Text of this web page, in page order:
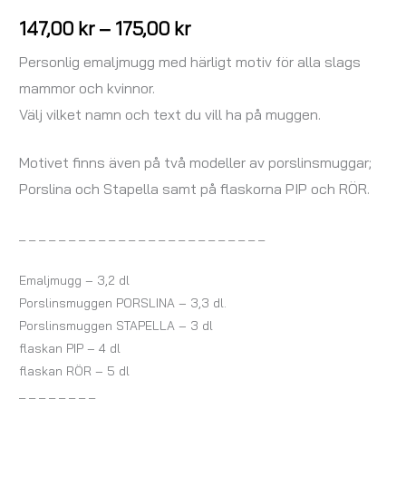
147,00 kr – 175,00 kr
Personlig emaljmugg med härligt motiv för alla slags
mammor och kvinnor.
Välj vilket namn och text du vill ha på muggen.
Motivet finns även på två modeller av porslinsmuggar;
Porslina och Stapella samt på flaskorna PIP och RÖR.
Emaljmugg – 3,2 dl
Porslinsmuggen PORSLINA – 3,3 dl.
Porslinsmuggen STAPELLA – 3 dl
flaskan PIP – 4 dl
flaskan RÖR – 5 dl